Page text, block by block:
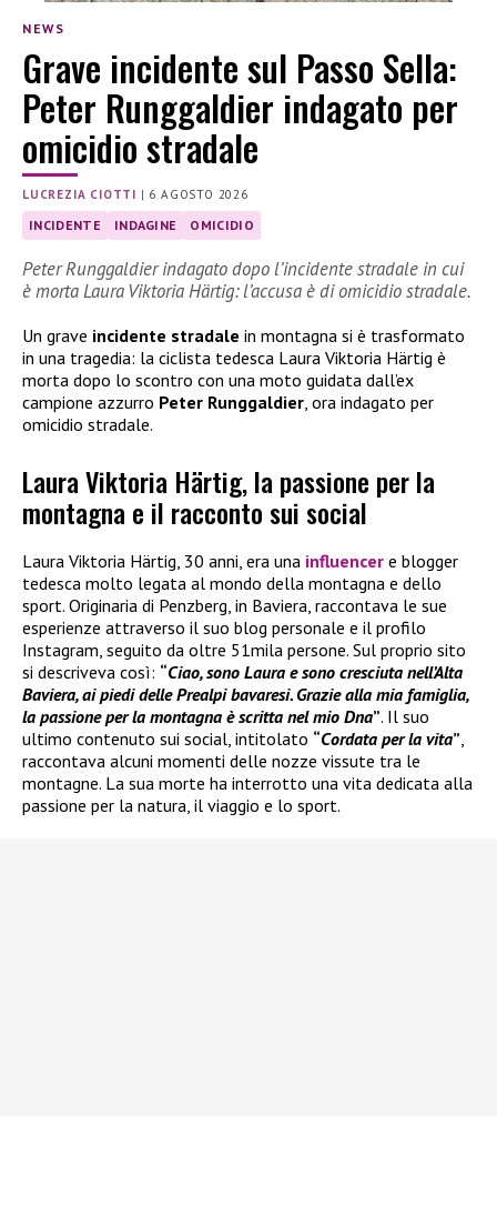
NEWS
Grave incidente sul Passo Sella:
Peter Runggaldier indagato per
omicidio stradale
LUCREZIA CIOTTI | 6 AGOSTO 2026
INCIDENTE INDAGINE OMICIDIO
Peter Runggaldier indagato dopo l’incidente stradale in cui
è morta Laura Viktoria Härtig: l’accusa è di omicidio stradale.
Un grave incidente stradale in montagna si è trasformato
in una tragedia: la ciclista tedesca Laura Viktoria Härtig è
morta dopo lo scontro con una moto guidata dall’ex
campione azzurro Peter Runggaldier, ora indagato per
omicidio stradale.
Laura Viktoria Härtig, la passione per la
montagna e il racconto sui social
Laura Viktoria Härtig, 30 anni, era una influencer e blogger
tedesca molto legata al mondo della montagna e dello
sport. Originaria di Penzberg, in Baviera, raccontava le sue
esperienze attraverso il suo blog personale e il profilo
Instagram, seguito da oltre 51mila persone. Sul proprio sito
si descriveva così: “Ciao, sono Laura e sono cresciuta nell’Alta
Baviera, ai piedi delle Prealpi bavaresi. Grazie alla mia famiglia,
la passione per la montagna è scritta nel mio Dna”. Il suo
ultimo contenuto sui social, intitolato “Cordata per la vita”
raccontava alcuni momenti delle nozze vissute tra le
montagne. La sua morte ha interrotto una vita dedicata alla
passione per la natura, il viaggio e lo sport.